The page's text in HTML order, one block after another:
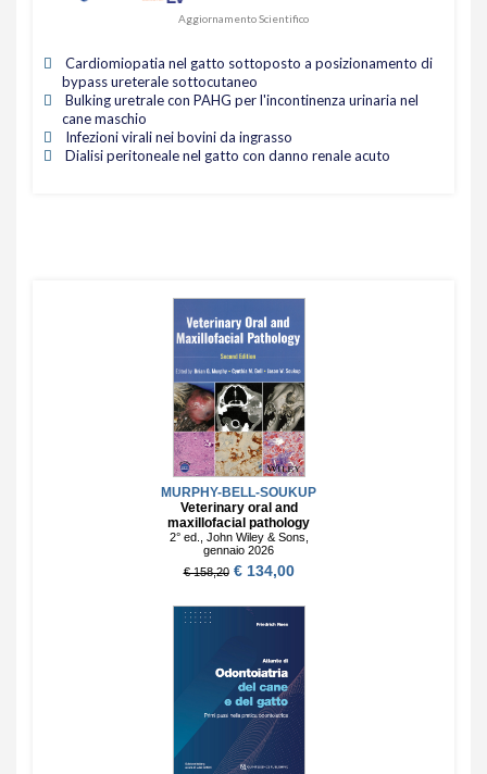
Aggiornamento Scientifico
Cardiomiopatia nel gatto sottoposto a posizionamento di
bypass ureterale sottocutaneo
Bulking uretrale con PAHG per l'incontinenza urinaria nel
cane maschio
Infezioni virali nei bovini da ingrasso
Dialisi peritoneale nel gatto con danno renale acuto